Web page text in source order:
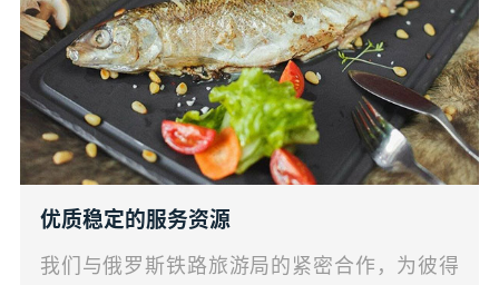
优质稳定的服务资源
我们与俄罗斯铁路旅游局的紧密合作，为彼得